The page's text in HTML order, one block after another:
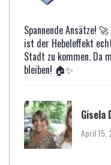
Spannende Ansätze!
ist der Hebeleffekt
Stadt zu kommen. Da
bleiben! 🏠✨
Gisela
April 15,